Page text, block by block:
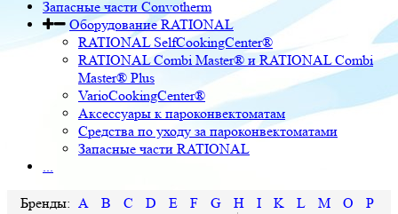
Запасные части Convotherm
Оборудование RATIONAL
RATIONAL SelfCookingCenter®
RATIONAL Combi Master® и RATIONAL Combi
Master® Plus
VarioCookingCenter®
Аксессуары к пароконвектоматам
Средства по уходу за пароконвектоматами
Запасные части RATIONAL
...
A B C D E F G H I K L M O
P